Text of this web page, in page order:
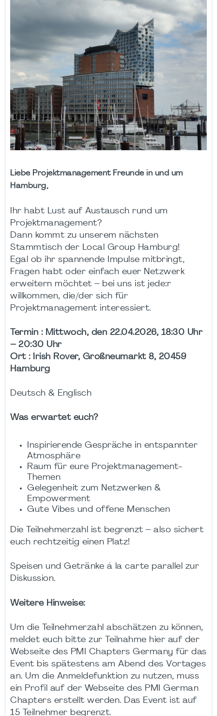
Liebe Projektmanagement Freunde in und um
Hamburg,
Ihr habt Lust auf Austausch rund um
Projektmanagement?
Dann kommt zu unserem nächsten
Stammtisch der Local Group Hamburg!
Egal ob ihr spannende Impulse mitbringt,
Fragen habt oder einfach euer Netzwerk
erweitern möchtet – bei uns ist jede:r
willkommen, die/der sich für
Projektmanagement interessiert.
Termin : Mittwoch, den 22.04.2026, 18:30 Uhr
– 20:30 Uhr
Ort : Irish Rover, Großneumarkt 8, 20459
Hamburg
Deutsch & Englisch
Was erwartet euch?
Inspirierende Gespräche in entspannter
Atmosphäre
Raum für eure Projektmanagement-
Themen
Gelegenheit zum Netzwerken &
Empowerment
Gute Vibes und offene Menschen
Die Teilnehmerzahl ist begrenzt – also sichert
euch rechtzeitig einen Platz!
Speisen und Getränke á la carte parallel zur
Diskussion.
Weitere Hinweise:
Um die Teilnehmerzahl abschätzen zu können,
meldet euch bitte zur Teilnahme hier auf der
Webseite des PMI Chapters Germany für das
Event bis spätestens am Abend des Vortages
an. Um die Anmeldefunktion zu nutzen, muss
ein Profil auf der Webseite des PMI German
Chapters erstellt werden. Das Event ist auf
15 Teilnehmer begrenzt.